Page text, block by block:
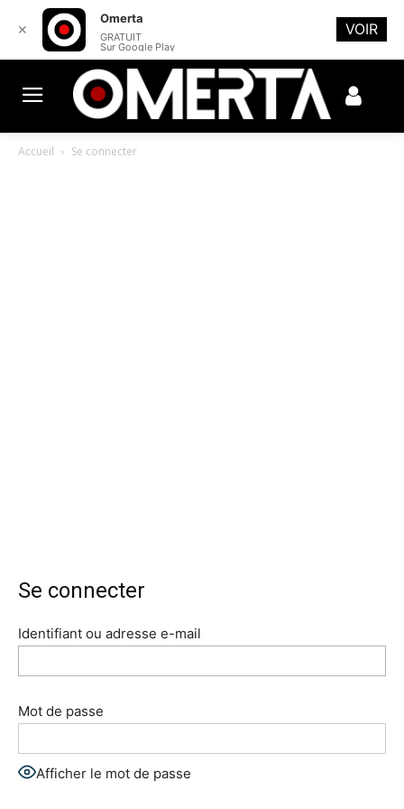
Accueil Se connecter
Se connecter
Identifiant ou adresse e-mail
Mot de passe
Afficher le mot de passe
✕
Omerta
GRATUIT
Sur Google Play
VOIR